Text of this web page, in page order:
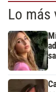
Lo más